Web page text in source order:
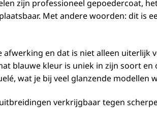
zijn professioneel gepoedercoat,
Met andere woorden: dit is
en dat is niet alleen
blauwe kleur is uniek in zijn soort
wat je bij veel glanzende modellen
verkrijgbaar tegen